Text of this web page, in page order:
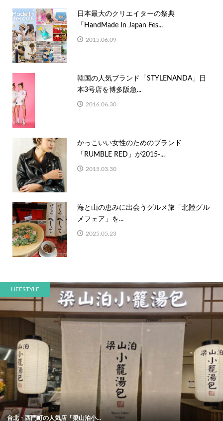
日本最大のクリエイターの祭典
「HandMade In Japan Fes...
2015.06.09
韓国の人気ブランド「STYLENANDA」日
本3号店を博多阪急...
2016.06.30
かっこいい女性のためのブランド
「RUMBLE RED」が2015-...
2015.03.30
海と山の恵みに出会うグルメ旅「北陸グル
メフェア」を...
2025.05.23
LIFESTYLE
台北・西門町の人気店「梁山泊小...